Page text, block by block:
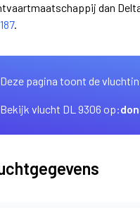
dan
.
Deze pagina toont de
Bekijk vlucht DL 9306 op: